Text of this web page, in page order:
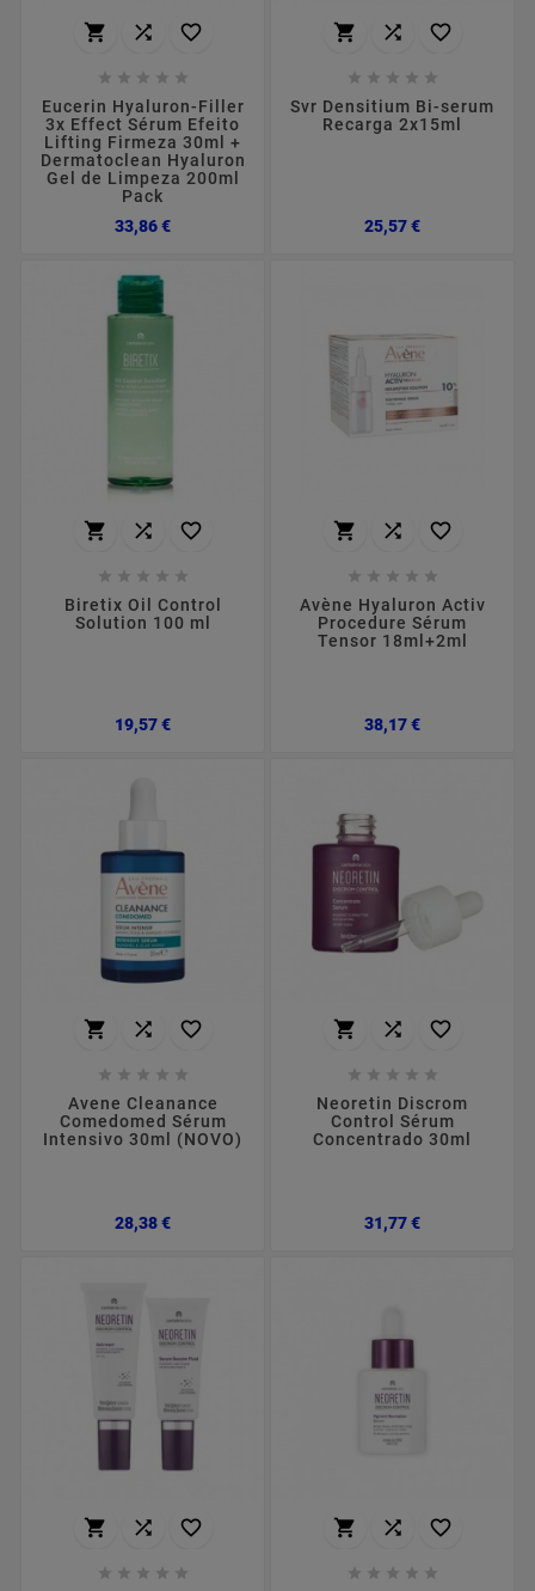
  
    
Eucerin Hyaluron-Filler
3x Effect Sérum Efeito
Lifting Firmeza 30ml +
Dermatoclean Hyaluron
Gel de Limpeza 200ml
Pack
33,86 €Preço
  
    
Svr Densitium Bi-serum
Recarga 2x15ml
25,57 €Preço
  
    
Biretix Oil Control
Solution 100 ml
19,57 €Preço
  
    
Avène Hyaluron Activ
Procedure Sérum
Tensor 18ml+2ml
38,17 €Preço
  
    
Avene Cleanance
Comedomed Sérum
Intensivo 30ml (NOVO)
28,38 €Preço
  
    
Neoretin Discrom
Control Sérum
Concentrado 30ml
31,77 €Preço
  
    
  
    